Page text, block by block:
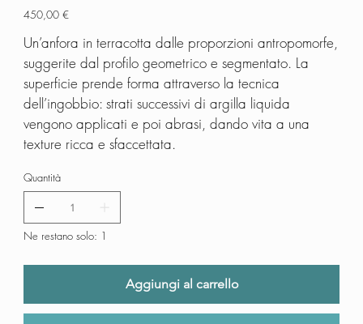
06
Prezzo
450,00 €
Un’anfora in terracotta dalle proporzioni antropomorfe,
suggerite dal profilo geometrico e segmentato. La
superficie prende forma attraverso la tecnica
dell’ingobbio: strati successivi di argilla liquida
vengono applicati e poi abrasi, dando vita a una
texture ricca e sfaccettata.
Quantità
Ne restano solo: 1
Aggiungi al carrello